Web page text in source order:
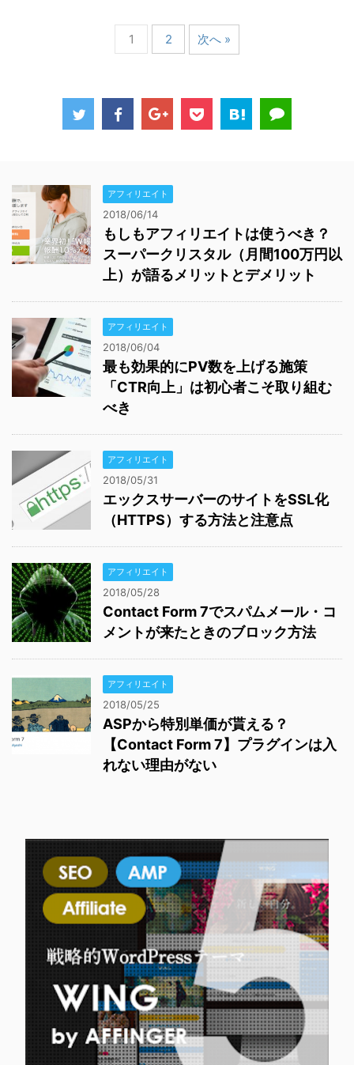
1 2 次へ »
アフィリエイト
2018/06/14
もしもアフィリエイトは使うべき？
スーパークリスタル（月間100万円以
上）が語るメリットとデメリット
アフィリエイト
2018/06/04
最も効果的にPV数を上げる施策
「CTR向上」は初心者こそ取り組む
べき
アフィリエイト
2018/05/31
エックスサーバーのサイトをSSL化
（HTTPS）する方法と注意点
アフィリエイト
2018/05/28
Contact Form 7でスパムメール・コ
メントが来たときのブロック方法
アフィリエイト
2018/05/25
ASPから特別単価が貰える？
【Contact Form 7】プラグインは入
れない理由がない